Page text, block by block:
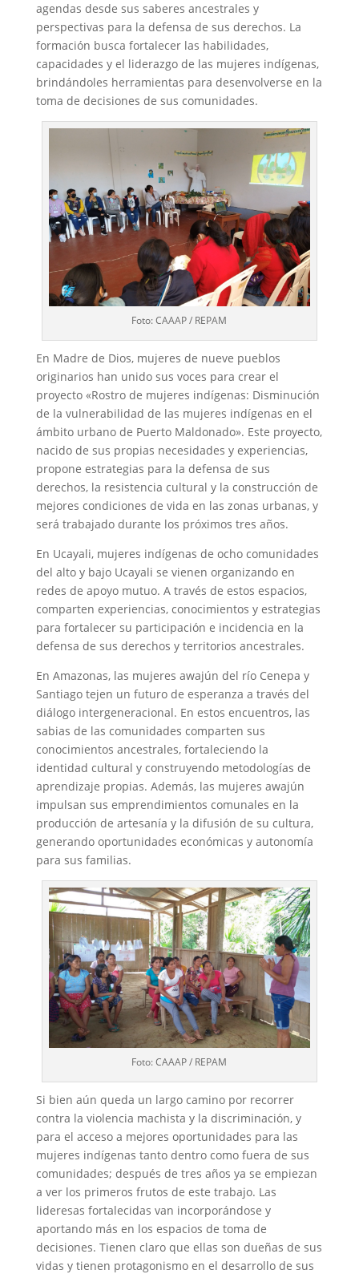
agendas desde sus saberes ancestrales y
perspectivas para la defensa de sus derechos. La
formación busca fortalecer las habilidades,
capacidades y el liderazgo de las mujeres indígenas,
brindándoles herramientas para desenvolverse en la
toma de decisiones de sus comunidades.
Foto: CAAAP / REPAM
En Madre de Dios, mujeres de nueve pueblos
originarios han unido sus voces para crear el
proyecto «Rostro de mujeres indígenas: Disminución
de la vulnerabilidad de las mujeres indígenas en el
ámbito urbano de Puerto Maldonado». Este proyecto,
nacido de sus propias necesidades y experiencias,
propone estrategias para la defensa de sus
derechos, la resistencia cultural y la construcción de
mejores condiciones de vida en las zonas urbanas, y
será trabajado durante los próximos tres años.
En Ucayali, mujeres indígenas de ocho comunidades
del alto y bajo Ucayali se vienen organizando en
redes de apoyo mutuo. A través de estos espacios,
comparten experiencias, conocimientos y estrategias
para fortalecer su participación e incidencia en la
defensa de sus derechos y territorios ancestrales.
En Amazonas, las mujeres awajún del río Cenepa y
Santiago tejen un futuro de esperanza a través del
diálogo intergeneracional. En estos encuentros, las
sabias de las comunidades comparten sus
conocimientos ancestrales, fortaleciendo la
identidad cultural y construyendo metodologías de
aprendizaje propias. Además, las mujeres awajún
impulsan sus emprendimientos comunales en la
producción de artesanía y la difusión de su cultura,
generando oportunidades económicas y autonomía
para sus familias.
Foto: CAAAP / REPAM
Si bien aún queda un largo camino por recorrer
contra la violencia machista y la discriminación, y
para el acceso a mejores oportunidades para las
mujeres indígenas tanto dentro como fuera de sus
comunidades; después de tres años ya se empiezan
a ver los primeros frutos de este trabajo. Las
lideresas fortalecidas van incorporándose y
aportando más en los espacios de toma de
decisiones. Tienen claro que ellas son dueñas de sus
vidas y tienen protagonismo en el desarrollo de sus